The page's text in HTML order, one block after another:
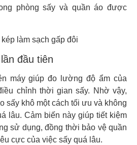
phòng sấy và quần áo được
đầu tiên
máy giúp đo lường độ ẩm của
chỉnh thời gian sấy. Nhờ vậy,
sấy khô một cách tối ưu và không
lâu. Cảm biến này giúp tiết kiệm
sử dụng, đồng thời bảo vệ quần
cực của việc sấy quá lâu.